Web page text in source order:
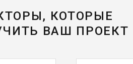
КОТОРЫЕ
ВАШ ПРОЕКТ